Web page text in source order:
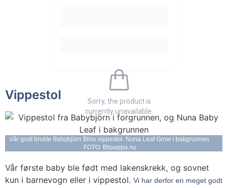
Sorry, the product is
currently unavailable.
Vippestol
Vår godt brukte Babybjörn Bliss vippestol. Nuna Leaf Grow i bakgrunnen.
FOTO: Blipappa.no
Vår første baby ble født med lakenskrekk, og sovnet
kun i barnevogn eller i vippestol. Vi har derfor en meget godt